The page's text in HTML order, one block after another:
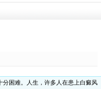
困难。人生，许多人在患上白癜风